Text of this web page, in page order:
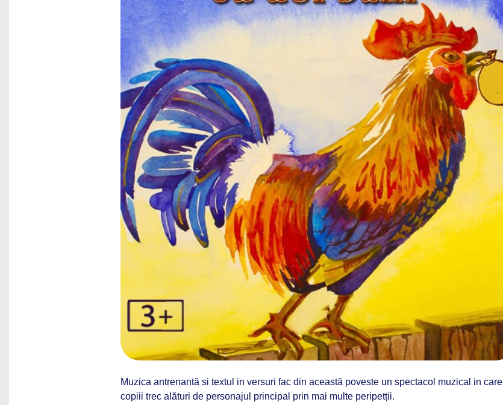
Muzica antrenantă si textul in versuri fac din această poveste un spectacol muzical in care
copiii trec alături de personajul principal prin mai multe peripetții.